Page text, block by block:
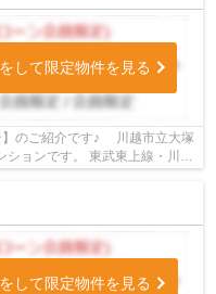
して限定物件を見る
のご紹介です♪ 川越市立大塚
ションです。 東武東上線・川越
して限定物件を見る